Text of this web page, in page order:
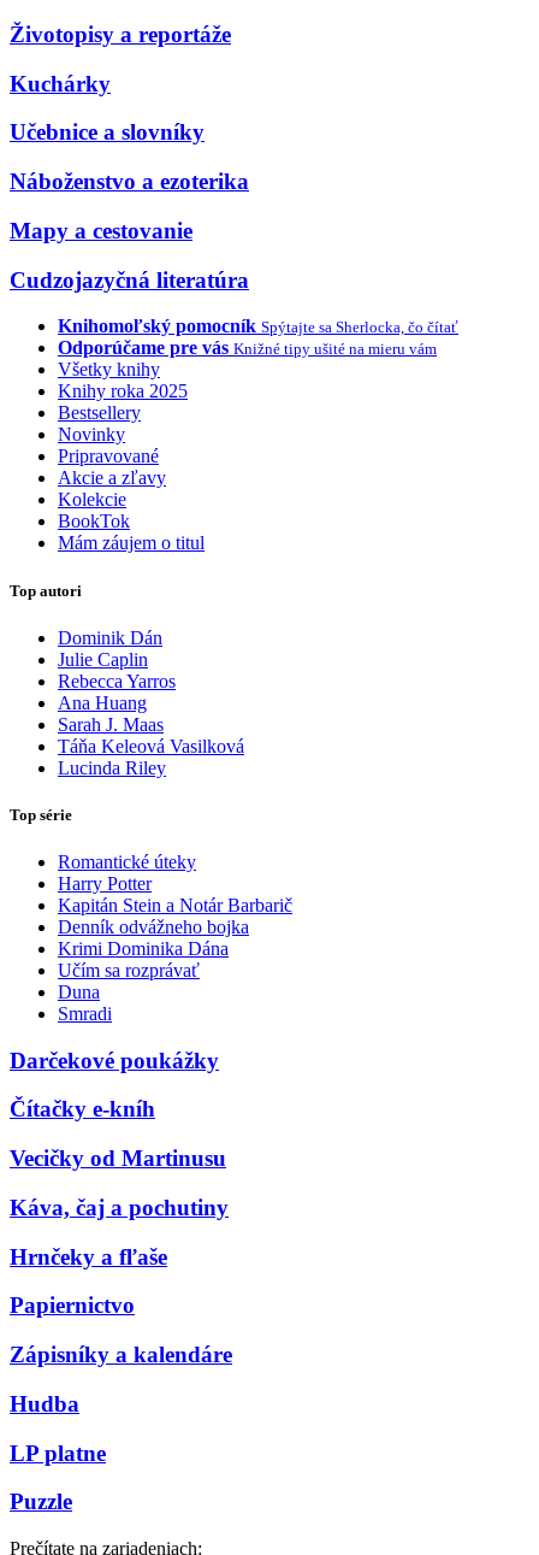
Životopisy a reportáže
Kuchárky
Učebnice a slovníky
Náboženstvo a ezoterika
Mapy a cestovanie
Cudzojazyčná literatúra
Knihomoľský pomocník Spýtajte sa Sherlocka, čo čítať
Odporúčame pre vás Knižné tipy ušité na mieru vám
Všetky knihy
Knihy roka 2025
Bestsellery
Novinky
Pripravované
Akcie a zľavy
Kolekcie
BookTok
Mám záujem o titul
Top autori
Dominik Dán
Julie Caplin
Rebecca Yarros
Ana Huang
Sarah J. Maas
Táňa Keleová Vasilková
Lucinda Riley
Top série
Romantické úteky
Harry Potter
Kapitán Stein a Notár Barbarič
Denník odvážneho bojka
Krimi Dominika Dána
Učím sa rozprávať
Duna
Smradi
Darčekové poukážky
Čítačky e-kníh
Vecičky od Martinusu
Káva, čaj a pochutiny
Hrnčeky a fľaše
Papiernictvo
Zápisníky a kalendáre
Hudba
LP platne
Puzzle
Prečítate na zariadeniach: